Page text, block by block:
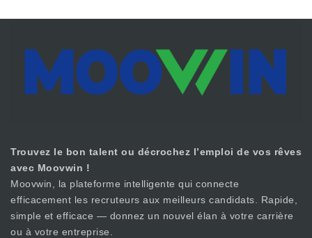
Trouvez le bon talent ou décrochez l’emploi de vos rêves
avec Moovwin !
Moovwin, la plateforme intelligente qui connecte
efficacement les recruteurs aux meilleurs candidats. Rapide,
simple et efficace — donnez un nouvel élan à votre carrière
ou à votre entreprise.